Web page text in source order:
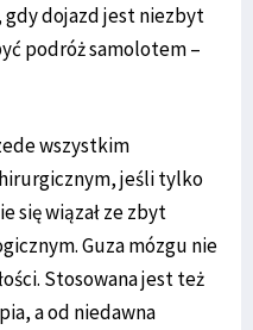
dojazd jest niezbyt
podróż samolotem –
wszystkim
jeśli tylko
się wiązał ze zbyt
Guza mózgu nie
Stosowana jest też
a od niedawna